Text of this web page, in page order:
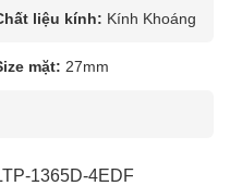
liệu kính: Kính Khoáng
mặt: 27mm
1365D-4EDF